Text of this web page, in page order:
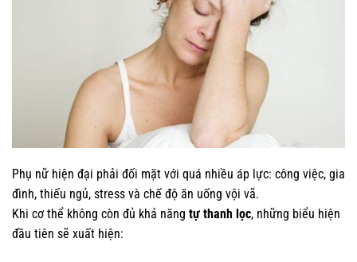
Phụ nữ hiện đại phải đối mặt với quá nhiều áp lực: công việc, gia
đình, thiếu ngủ, stress và chế độ ăn uống vội vã.
Khi cơ thể không còn đủ khả năng tự thanh lọc, những biểu hiện
đầu tiên sẽ xuất hiện: